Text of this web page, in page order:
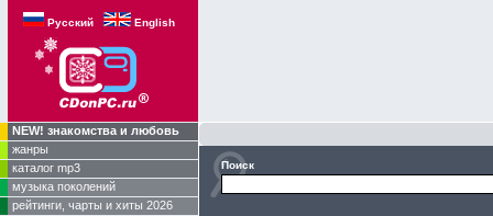
Русский English
NEW! знакомства и любовь
жанры
каталог mp3
музыка поколений
рейтинги, чарты и хиты 2026
Поиск